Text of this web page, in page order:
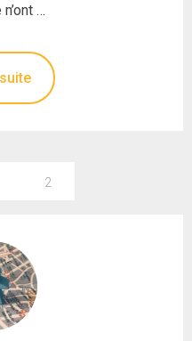
…
2